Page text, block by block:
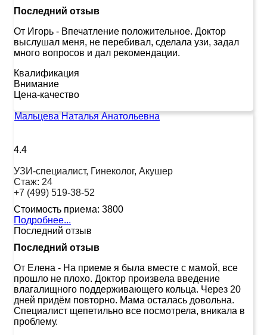
Последний отзыв
От Игорь - Впечатление положительное. Доктор
выслушал меня, не перебивал, сделала узи, задал
много вопросов и дал рекомендации.
Квалификация
Внимание
Цена-качество
Мальцева Наталья Анатольевна
4.4
УЗИ-специалист, Гинеколог, Акушер
Стаж: 24
+7 (499) 519-38-52
Стоимость приема: 3800
Подробнее...
Последний отзыв
Последний отзыв
От Елена - На приеме я была вместе с мамой, все
прошло не плохо. Доктор произвела введение
влагалищного поддерживающего кольца. Через 20
дней придём повторно. Мама осталась довольна.
Специалист щепетильно все посмотрела, вникала в
проблему.